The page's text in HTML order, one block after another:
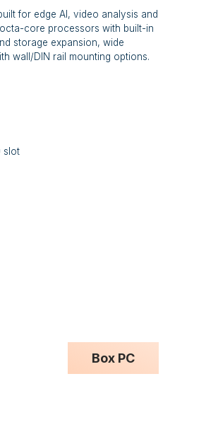
for edge AI, video analysis and
core processors with built-in
storage expansion, wide
wall/DIN rail mounting options.
slot
Box PC